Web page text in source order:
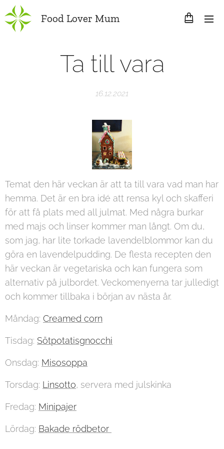
Food Lover Mum
Ta till vara
16.12.2021
Temat den här veckan är att ta till vara vad man har
hemma. Det är en bra idé att rensa kyl och skafferi
för att få plats med all julmat. Med några burkar
med majs och linser kommer man långt. Om du,
som jag, har lite torkade lavendelblommor kan du
göra en lavendelpudding. De flesta recepten den
här veckan är vegetariska och kan fungera som
alternativ på julbordet. Veckomenyerna tar julledigt
och kommer tillbaka i början av nästa år.
Måndag: Creamed corn
Tisdag: Sötpotatisgnocchi
Onsdag: Misosoppa
Torsdag: Linsotto, servera med julskinka
Fredag: Minipajer
Lördag: Bakade rödbetor